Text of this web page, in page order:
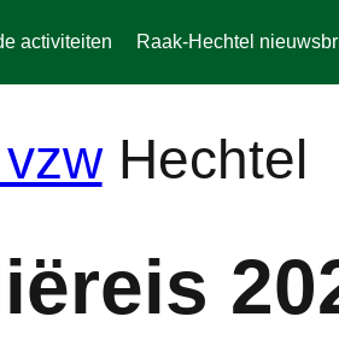
activiteiten Raak-Hechtel
Hechtel